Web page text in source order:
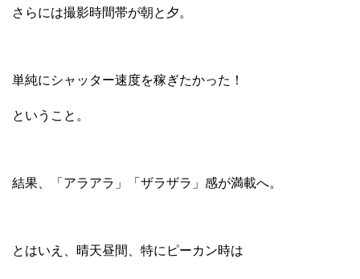
さらには撮影時間帯が朝と夕。
単純にシャッター速度を稼ぎたかった！
ということ。
結果、「アラアラ」「ザラザラ」感が満載へ。
とはいえ、晴天昼間、特にピーカン時は